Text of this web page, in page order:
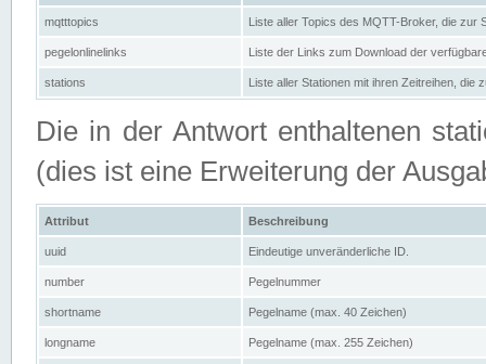
mqtttopics Liste aller Topics des MQTT-Broker, die zur
pegelonlinelinks Liste der Links zum Download der
stations Liste aller Stationen mit ihren Zeitreihen, die
Die in der Antwort enthaltenen
(dies ist eine Erweiterung der
Attribut Beschreibung
uuid Eindeutige unveränderliche ID.
number Pegelnummer
shortname Pegelname (max. 40 Zeichen)
longname Pegelname (max. 255 Zeichen)